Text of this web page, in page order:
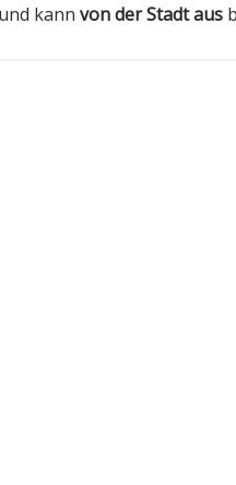
und kann von der Stadt aus